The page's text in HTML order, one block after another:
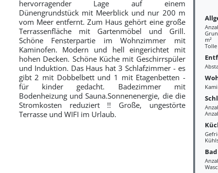
m²
Bad
hervorragender Lage auf einem
Dünengrundstück mit Meerblick und nur 200 m
vom Meer entfernt. Zum Haus gehört eine große
Terrassenfläche mit Gartenmöbel und Grill.
Schöne Fensterpartie im Wohnzimmer mit
Kaminofen. Modern und hell eingerichtet mit
hohen Decken. Schöne Küche mit Geschirrspüler
und Induktion. Das Haus hat 3 Schlafzimmer - es
gibt 2 mit Dobbelbett und 1 mit Etagenbetten -
für kinder gedacht. Badezimmer mit
Bodenheizung und Sauna.Sonnenenergie, die die
Stromkosten reduziert !! Große, ungestörte
Terrasse und WIFI im Urlaub.